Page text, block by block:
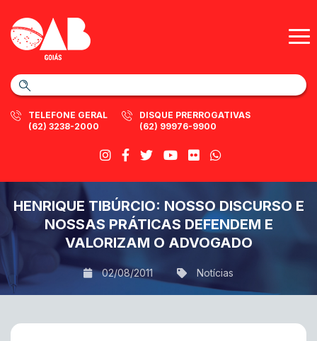
TELEFONE GERAL
(62) 3238-2000
DISQUE PRERROGATIVAS
(62) 99976-9900
HENRIQUE TIBÚRCIO: NOSSO DISCURSO E
NOSSAS PRÁTICAS DEFENDEM E
VALORIZAM O ADVOGADO
02/08/2011 Notícias